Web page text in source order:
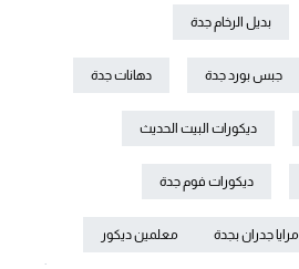
بديل الرخام جدة
جبس بورد جدة دهانات جدة
ديكورات البيت الحديث
ديكورات فوم جدة
مرايا جدران بجدة
معلمين ديكور
.